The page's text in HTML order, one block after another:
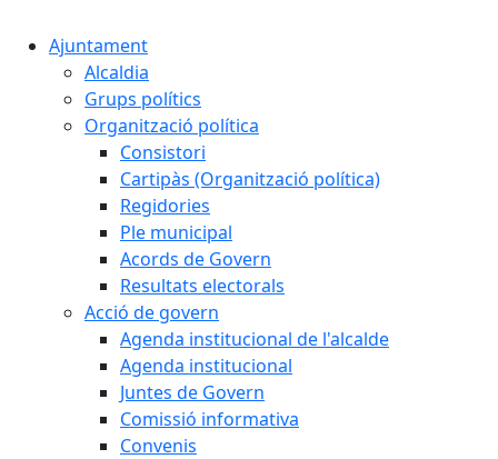
Ajuntament
Alcaldia
Grups polítics
Organització política
Consistori
Cartipàs (Organització política)
Regidories
Ple municipal
Acords de Govern
Resultats electorals
Acció de govern
Agenda institucional de l'alcalde
Agenda institucional
Juntes de Govern
Comissió informativa
Convenis